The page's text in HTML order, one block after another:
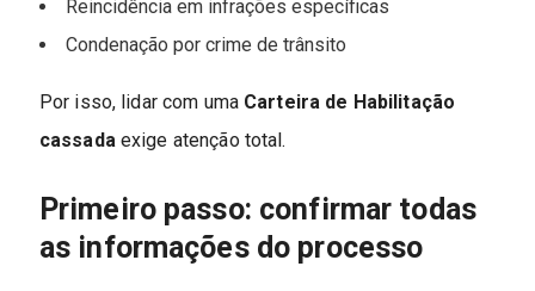
Reincidência em infrações específicas
Condenação por crime de trânsito
Por isso, lidar com uma Carteira de Habilitação
cassada exige atenção total.
Primeiro passo: confirmar todas
as informações do processo